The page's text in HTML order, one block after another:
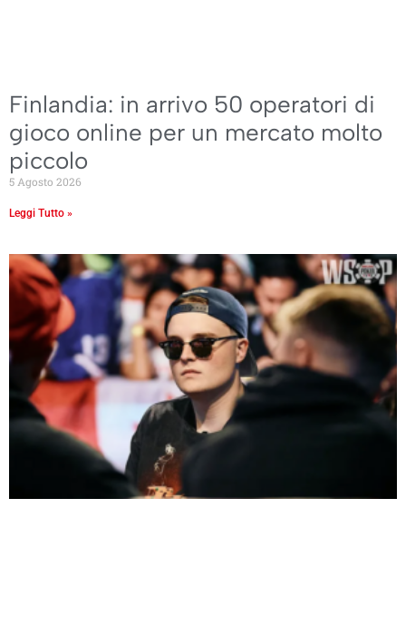
Finlandia: in arrivo 50 operatori di
gioco online per un mercato molto
piccolo
5 Agosto 2026
Leggi Tutto »